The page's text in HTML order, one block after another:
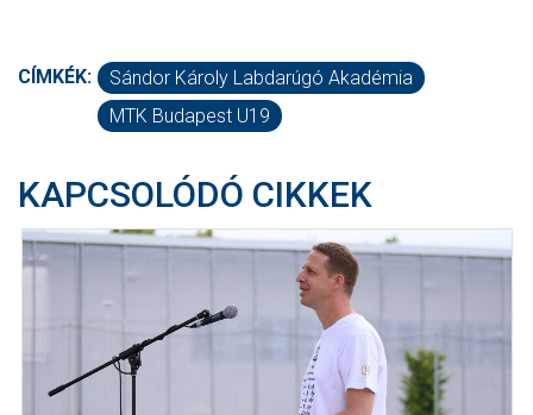
CÍMKÉK:
Sándor Károly Labdarúgó Akadémia
MTK Budapest U19
KAPCSOLÓDÓ CIKKEK